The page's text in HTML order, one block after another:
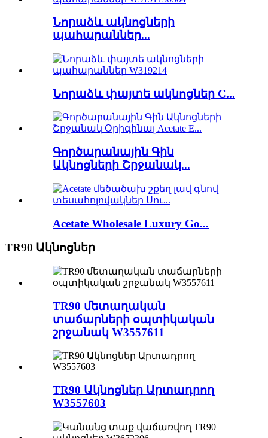
Նորաձև ակնոցների
պահարաններ...
Նորաձև փայտե ակնոցներ C...
Գործարանային Գին
Ակնոցների Շրջանակ...
Acetate Wholesale Luxury Go...
TR90 Ակնոցներ
TR90 մետաղական
տաճարների օպտիկական
շրջանակ W3557611
TR90 Ակնոցներ Արտադրող
W3557603